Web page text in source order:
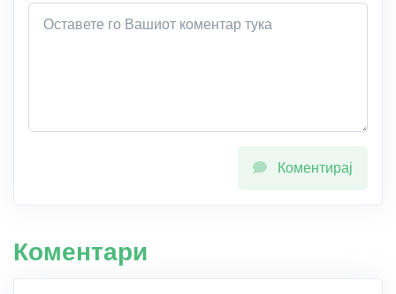
Коментирај
Коментари